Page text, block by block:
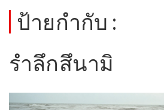
ป้ายกำกับ :
รำลึกสึนามิ